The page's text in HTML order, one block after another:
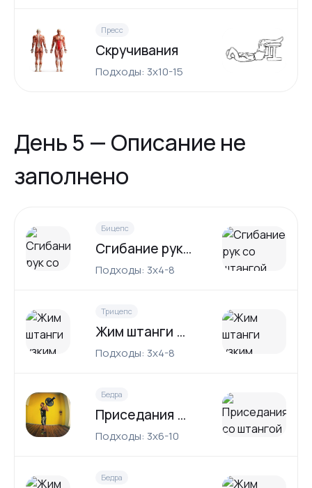
Пресс
Скручивания
Подходы: 3x10-15
День 5 — Описание не
заполнено
Бицепс
Сгибание рук со штангой
Подходы: 3x4-8
Трицепс
Жим штанги узким хватом
Подходы: 3x4-8
Бедра
Приседания со штангой
Подходы: 3x6-10
Бедра